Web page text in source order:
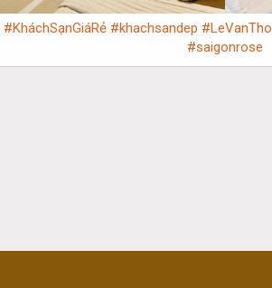
#KháchSạnGiáRẻ #khachsandep #LeVanTho
#saigonrose